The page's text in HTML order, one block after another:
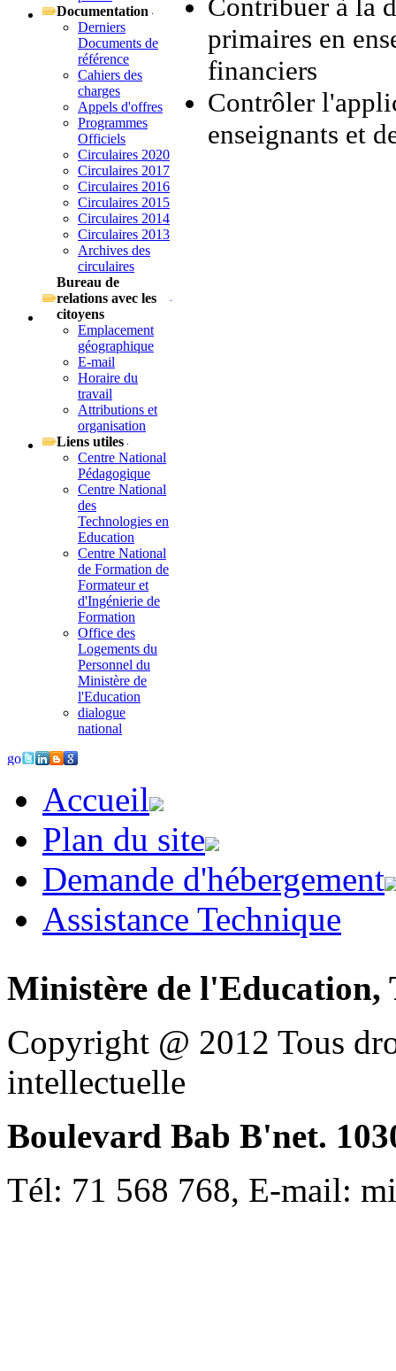
Documentation
Derniers
Documents de
référence
Cahiers des
charges
Appels d'offres
Programmes
Officiels
Circulaires 2020
Circulaires 2017
Circulaires 2016
Circulaires 2015
Circulaires 2014
Circulaires 2013
Archives des
circulaires
Bureau de
relations avec les
citoyens
Emplacement
géographique
E-mail
Horaire du
travail
Attributions et
organisation
Liens utiles
Centre National
Pédagogique
Centre National
des
Technologies en
Education
Centre National
de Formation de
Formateur et
d'Ingénierie de
Formation
Office des
Logements du
Personnel du
Ministère de
l'Education
dialogue
national
Contribuer à la
primaires en
financiers
Contrôler
enseignants et
Accueil
Plan du site
Demande d'hébergement
Assistance Technique
Ministère de l'Education,
Copyright @ 2012 Tous
intellectuelle
Boulevard Bab B'net.
Tél: 71 568 768, E-mail: